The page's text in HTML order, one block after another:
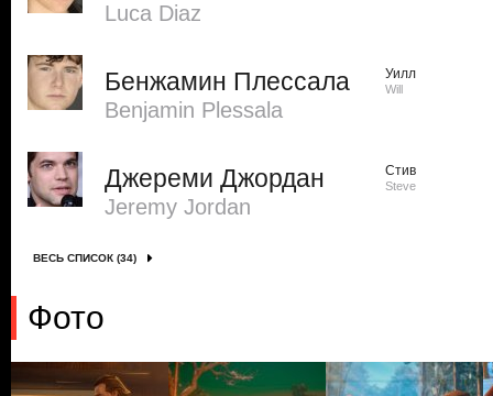
Luca Diaz
Бенжамин Плессала
Benjamin Plessala
Уилл
Will
Джереми Джордан
Jeremy Jordan
Стив
Steve
ВЕСЬ СПИСОК (34)
Фото